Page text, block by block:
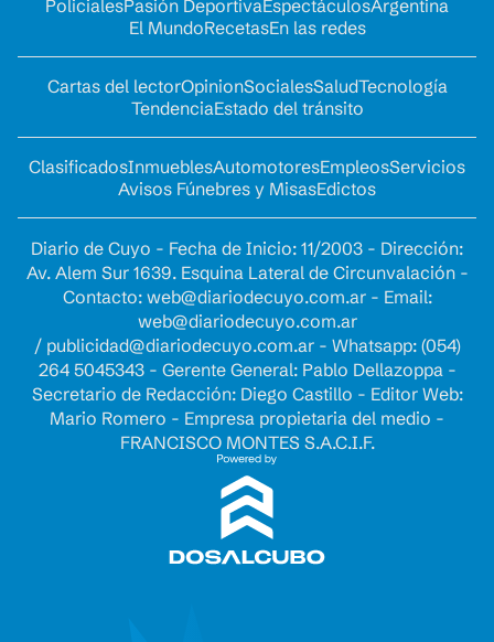
PolicialesPasión DeportivaEspectáculosArgentina
El MundoRecetasEn las redes
Cartas del lectorOpinionSocialesSaludTecnología
TendenciaEstado del tránsito
ClasificadosInmueblesAutomotoresEmpleosServicios
Avisos Fúnebres y MisasEdictos
Diario de Cuyo - Fecha de Inicio: 11/2003 - Dirección:
Av. Alem Sur 1639. Esquina Lateral de Circunvalación -
Contacto: web@diariodecuyo.com.ar- Email:
web@diariodecuyo.com.ar
/ publicidad@diariodecuyo.com.ar- Whatsapp: (054)
264 5045343 - Gerente General: Pablo Dellazoppa -
Secretario de Redacción: Diego Castillo - Editor Web:
Mario Romero - Empresa propietaria del medio -
FRANCISCO MONTES S.A.C.I.F.